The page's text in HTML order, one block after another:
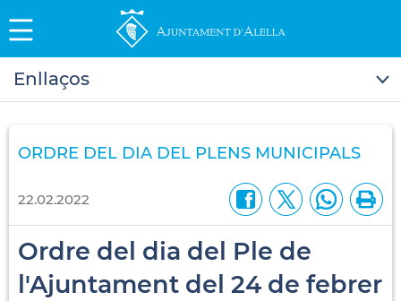
Enllaços
ORDRE DEL DIA DEL PLENS MUNICIPALS
22.02.2022
Ordre del dia del Ple de
l'Ajuntament del 24 de febrer